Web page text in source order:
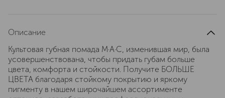
Описание
Культовая губная помада M·A·C, изменившая мир, была
усовершенствована, чтобы придать губам больше
цвета, комфорта и стойкости. Получите БОЛЬШЕ
ЦВЕТА благодаря стойкому покрытию и яркому
пигменту в нашем широчайшем ассортименте